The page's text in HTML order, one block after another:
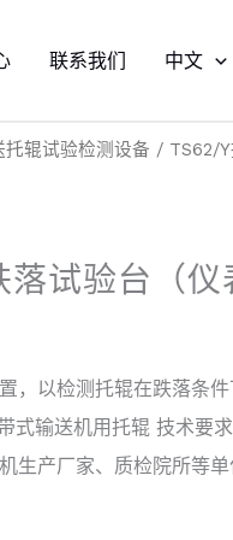
联系我们 中文
托辊试验检测设备 / TS62/Y
试验台（仪
，以检测托辊在跌落条
式输送机用托辊 技术要
生产厂家、质检院所等单